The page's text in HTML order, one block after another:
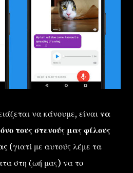
να κάνουμε, είναι να
τους στενούς μας φίλους
(γιατί με αυτούς λέμε τα
στη ζωή μας) να το